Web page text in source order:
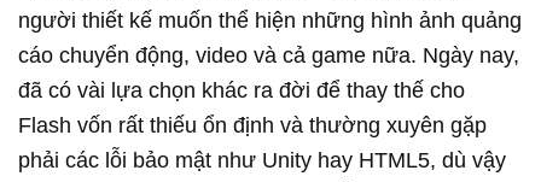
người thiết kế muốn thể hiện những hình ảnh quảng
cáo chuyển động, video và cả game nữa. Ngày nay,
đã có vài lựa chọn khác ra đời để thay thế cho
Flash vốn rất thiếu ổn định và thường xuyên gặp
phải các lỗi bảo mật như Unity hay HTML5, dù vậy